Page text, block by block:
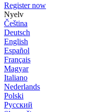
Register now
Nyelv
Čeština
Deutsch
English
Español
Français
Magyar
Italiano
Nederlands
Polski
Русский